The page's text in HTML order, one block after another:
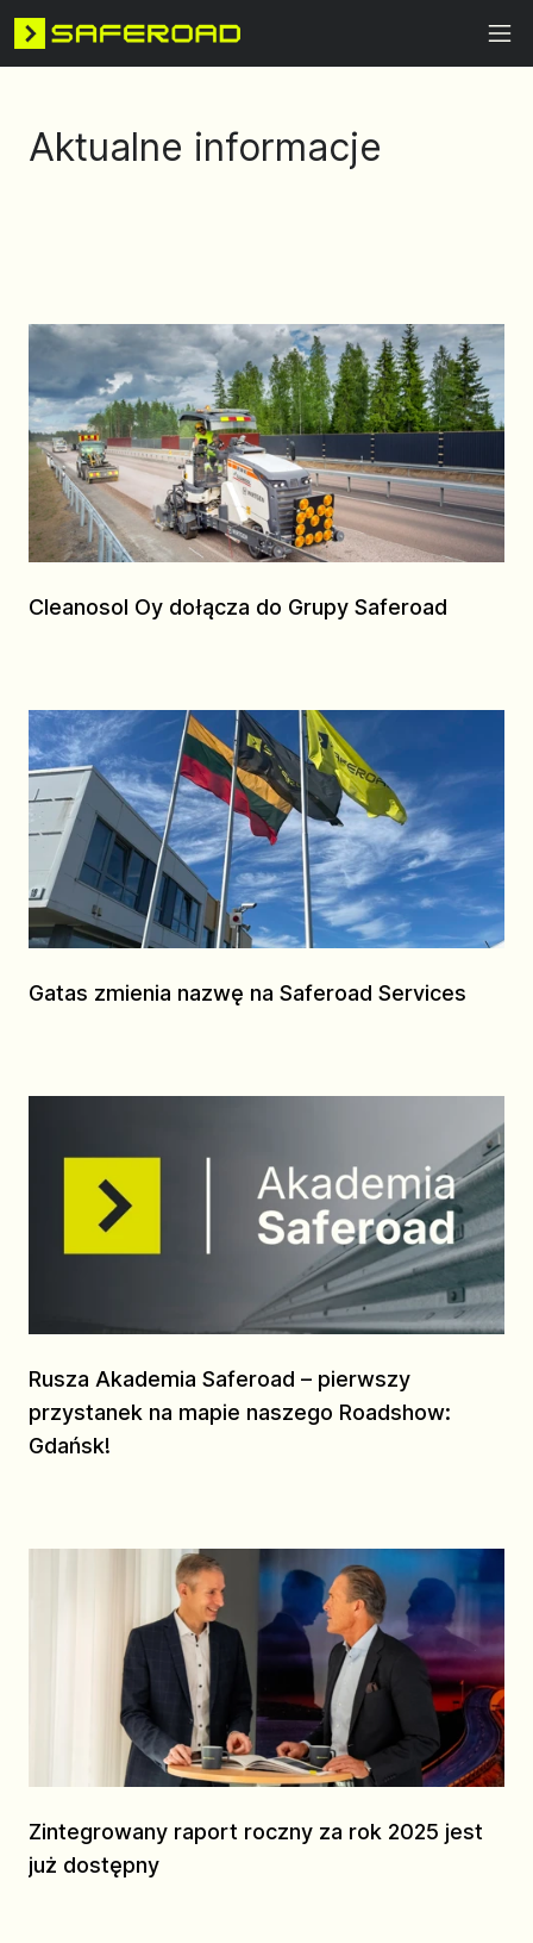
Aktualne informacje
Cleanosol Oy dołącza do Grupy Saferoad
Gatas zmienia nazwę na Saferoad Services
Rusza Akademia Saferoad – pierwszy
przystanek na mapie naszego Roadshow:
Gdańsk!
Zintegrowany raport roczny za rok 2025 jest
już dostępny